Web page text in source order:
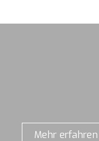
Mehr erfahren